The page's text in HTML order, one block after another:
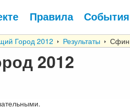
Правила События
Город 2012 Результаты
2012